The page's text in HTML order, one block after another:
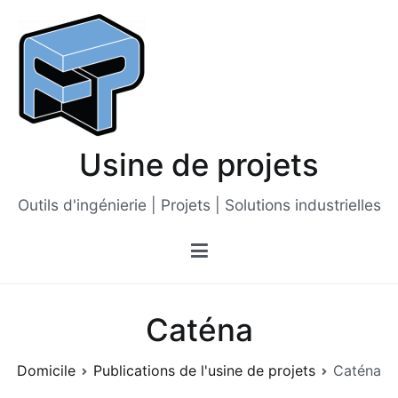
contenu
Usine de projets
Outils d'ingénierie | Projets | Solutions industrielles
Caténa
Domicile Publications de l'usine de projets Caténa